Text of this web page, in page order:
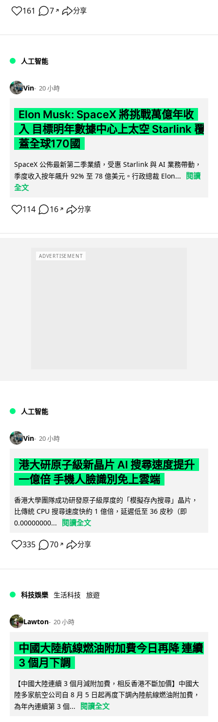
161 7 ↗ 分享
人工智能
Vin 20 小時
Elon Musk: SpaceX 將挑戰萬億年收
入 目標明年數據中心上太空 Starlink 覆
蓋全球170國
SpaceX 公佈最新第二季業績，受惠 Starlink 與 AI 業務帶動，
季度收入按年飆升 92% 至 78 億美元。行政總裁 Elon...
閱讀
全文
114 16 ↗ 分享
ADVERTISEMENT
人工智能
Vin 20 小時
港大研原子級新晶片 AI 搜尋速度提升
一億倍 手機人臉識別免上雲端
香港大學團隊成功研發原子級厚度的「模擬存內搜尋」晶片，
比傳統 CPU 搜尋速度快約 1 億倍，延遲低至 36 皮秒（即
0.00000000...
閱讀全文
335 70 ↗ 分享
科技娛樂 生活科技 旅遊
Lawton 20 小時
中國大陸航線燃油附加費今日再降 連續
3 個月下調
【中國大陸連續 3 個月減附加費，相反香港不斷加價】中國大
陸多家航空公司自 8 月 5 日起再度下調內陸航線燃油附加費，
為年內連續第 3 個...
閱讀全文